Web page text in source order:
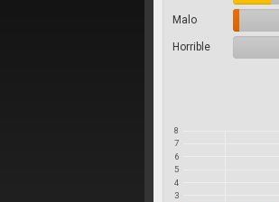
Malo
Horrible
3
4
5
6
7
8